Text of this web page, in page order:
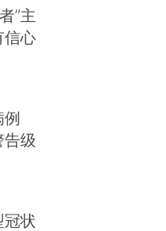
”主
信心
例
告级
冠状